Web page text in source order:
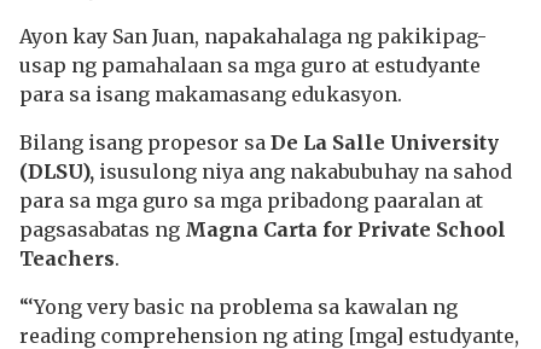
Ayon kay San Juan, napakahalaga ng pakikipag-
usap ng pamahalaan sa mga guro at estudyante
para sa isang makamasang edukasyon.
Bilang isang propesor sa De La Salle University
(DLSU), isusulong niya ang nakabubuhay na sahod
para sa mga guro sa mga pribadong paaralan at
pagsasabatas ng Magna Carta for Private School
Teachers.
“‘Yong very basic na problema sa kawalan ng
reading comprehension ng ating [mga] estudyante,